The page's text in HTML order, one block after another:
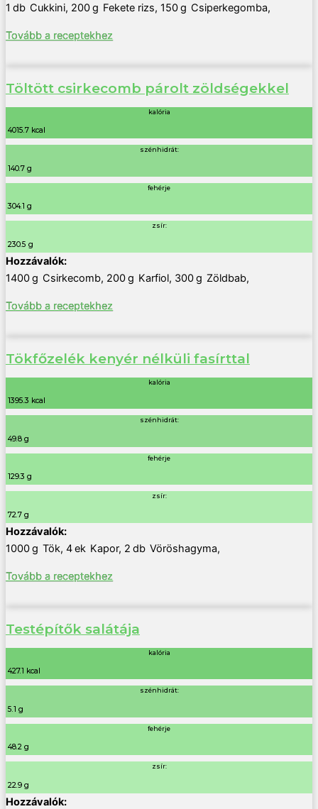
1 db Cukkini, 200g Fekete rizs, 150g Csiperkegomba,
Tovább a receptekhez
Töltött csirkecomb párolt zöldségekkel
kalória
4015.7 kcal
szénhidrát:
140.7 g
fehérje
304.1 g
zsír:
230.5 g
1400g Csirkecomb, 200g Karfiol, 300g Zöldbab,
Tovább a receptekhez
Tökfőzelék kenyér nélküli fasírttal
kalória
1395.3 kcal
szénhidrát:
49.8 g
fehérje
129.3 g
zsír:
72.7 g
1000g Tök, 4ek Kapor, 2 db Vöröshagyma,
Tovább a receptekhez
Testépítők salátája
kalória
427.1 kcal
szénhidrát:
5.1 g
fehérje
48.2 g
zsír:
22.9 g